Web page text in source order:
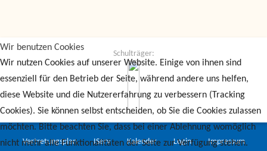
Schulträger:
Vertretungsplan IServ Kalender Login Impressum
Wir benutzen Cookies
Wir nutzen Cookies auf unserer Website. Einige von ihnen sind
essenziell für den Betrieb der Seite, während andere uns helfen,
diese Website und die Nutzererfahrung zu verbessern (Tracking
Cookies). Sie können selbst entscheiden, ob Sie die Cookies zulassen
möchten. Bitte beachten Sie, dass bei einer Ablehnung womöglich
nicht mehr alle Funktionalitäten der Seite zur Verfügung stehen.